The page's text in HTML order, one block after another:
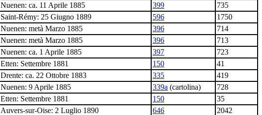
Nuenen: ca. 11 Aprile 1885 399
735
Saint-Rémy: 25 Giugno 1889 596
1750
Nuenen: metà Marzo 1885 396
714
Nuenen: metà Marzo 1885 396
713
Nuenen: ca. 1 Aprile 1885 397
723
Etten: Settembre 1881 150
41
Drente: ca. 22 Ottobre 1883 335
419
Nuenen: 9 Aprile 1885 339a (cartolina)
728
Etten: Settembre 1881 150
35
Auvers-sur-Oise: 2 Luglio 1890 646
2042